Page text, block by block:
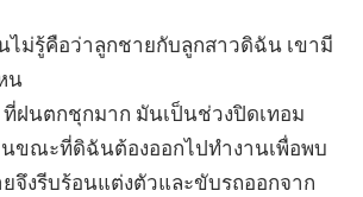
ม่รู้คือว่าลูกชายกับลูกสาวดิฉัน เขามี
น
ฝนตกชุกมาก มันเป็นช่วงปิดเทอม
นขณะที่ดิฉันต้องออกไปทำงานเพื่อพบ
จึงรีบร้อนแต่งตัวและขับรถออกจาก